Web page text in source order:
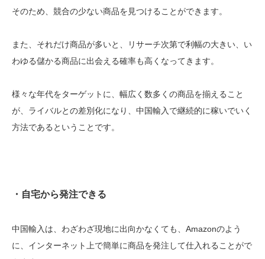
そのため、競合の少ない商品を見つけることができます。
また、それだけ商品が多いと、リサーチ次第で利幅の大きい、い
わゆる儲かる商品に出会える確率も高くなってきます。
様々な年代をターゲットに、幅広く数多くの商品を揃えること
が、ライバルとの差別化になり、中国輸入で継続的に稼いでいく
方法であるということです。
・自宅から発注できる
中国輸入は、わざわざ現地に出向かなくても、Amazonのよう
に、インターネット上で簡単に商品を発注して仕入れることがで